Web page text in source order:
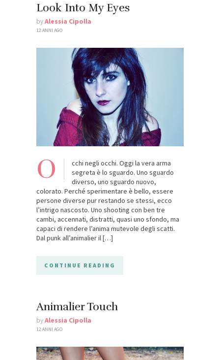
Look Into My Eyes
byAlessia Cipolla
12 ANNI AGO
O
cchi negli occhi. Oggi la vera arma
segreta è lo sguardo. Uno sguardo
diverso, uno sguardo nuovo,
colorato. Perché sperimentare è bello, essere
persone diverse pur restando se stessi, ecco
l’intrigo nascosto. Uno shooting con ben tre
cambi, accennati, distratti, quasi uno sfondo, ma
capaci di rendere l’anima mutevole degli scatti.
Dal punk all’animalier il […]
CONTINUE READING
Animalier Touch
byAlessia Cipolla
12 ANNI AGO